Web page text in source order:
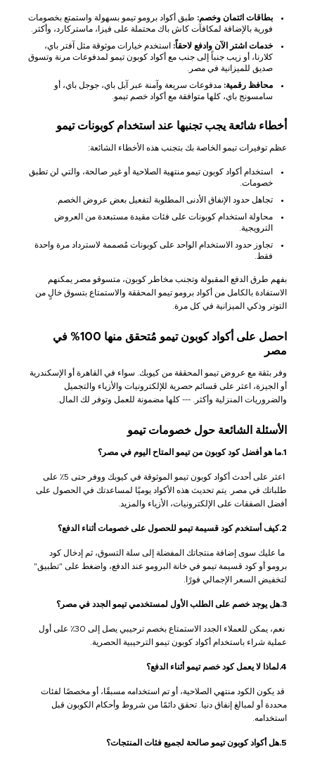
بطاقات ائتمان وخصم: طبق أكواد برومو تيمو بسهولة واستمتع بخصومات
فورية بالإضافة لمكافآت كاش باك محتملة على فيزا، ماستركارد، وأكثر.
خدمات اشتر الآن وادفع لاحقاً: استخدم خيارات موثوقة مثل آفتر باي،
كلارنا، أو زيب جنباً إلى جنب مع أكواد كوبون تيمو لمدفوعات مرنة وتسوق
صديق للميزانية في مصر.
محافظ رقمية: مدفوعات سريعة وآمنة عبر آبل باي، جوجل باي، أو
سامسونج باي، كلها متوافقة مع أكواد خصم تيمو.
أخطاء شائعة يجب تجنبها عند استخدام كوبونات تيمو
عظم توفيرات تيمو الخاصة بك بتجنب هذه الأخطاء الشائعة:
استخدام أكواد كوبون تيمو منتهية الصلاحية أو غير صالحة، والتي لن تطبق
خصومات.
تجاهل حدود الإنفاق الأدنى المطلوبة لتفعيل بعض عروض الخصم.
محاولة استخدام كوبونات على فئات مقيدة مستبعدة من العروض
الترويجية.
تجاوز حدود الاستخدام الواحد على كوبونات مُصممة لاسترداد مرة واحدة
فقط.
بفهم طرق الدفع المقبولة وتجنب مخاطر كوبون، متسوقو مصر يمكنهم
الاستفادة بالكامل من أكواد برومو تيمو المحققة والاستمتاع بتسوق خالٍ من
التوتر وذكي الميزانية في كل مرة.
احصل على أكواد كوبون تيمو مُتحقق منها 100% في
مصر
وفر بثقة مع عروض تيمو المحققة من كيوبك. سواء في القاهرة أو الإسكندرية
أو الجيزة، اعثر على قسائم حصرية للإلكترونيات والأزياء والتجميل
والضروريات المنزلية وأكثر. --- كلها مضمونة للعمل وتوفر لك المال.
الأسئلة الشائعة حول خصومات تيمو
1.ما هو أفضل كود كوبون من تيمو المتاح اليوم في مصر؟
اعثر على أحدث أكواد كوبون تيمو الموثوقة في كيوبك ووفر حتى 5٪ على
طلباتك في مصر. يتم تحديث هذه الأكواد يوميًا لمساعدتك في الحصول على
أفضل الصفقات على الإلكترونيات، الأزياء والمزيد.
2.كيف أستخدم كود قسيمة تيمو للحصول على خصومات أثناء الدفع؟
ما عليك سوى إضافة منتجاتك المفضلة إلى سلة التسوق، ثم إدخال كود
برومو أو كود قسيمة تيمو في خانة البرومو عند الدفع، واضغط على "تطبيق"
لتخفيض السعر الإجمالي فورًا.
3.هل يوجد خصم على الطلب الأول لمستخدمي تيمو الجدد في مصر؟
نعم، يمكن للعملاء الجدد الاستمتاع بخصم ترحيبي يصل إلى 30٪ على أول
عملية شراء باستخدام أكواد كوبون تيمو الترحيبية الحصرية.
4.لماذا لا يعمل كود خصم تيمو أثناء الدفع؟
قد يكون الكود منتهي الصلاحية، أو تم استخدامه مسبقًا، أو مخصصًا لفئات
محددة أو لمبالغ إنفاق دنيا. تحقق دائمًا من شروط وأحكام الكوبون قبل
استخدامه.
5.هل أكواد كوبون تيمو صالحة لجميع فئات المنتجات؟